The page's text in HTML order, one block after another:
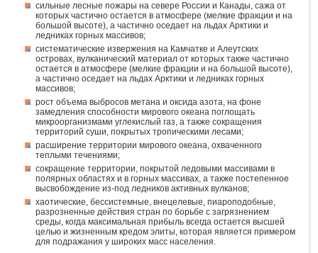
сильные лесные пожары на севере России и Канады, сажа от
которых частично остается в атмосфере (мелкие фракции и на
большой высоте), а частично оседает на льдах Арктики и
ледниках горных массивов;
систематические извержения на Камчатке и Алеутских
островах, вулканический материал от которых также частично
остается в атмосфере (мелкие фракции и на большой высоте),
а частично оседает на льдах Арктики и ледниках горных
массивов;
рост объема выбросов метана и оксида азота, на фоне
замедления способности мирового океана поглощать
микроорганизмами углекислый газ, а также сокращения
территорий суши, покрытых тропическими лесами;
расширение территории мирового океана, охваченного
теплыми течениями;
сокращение территории, покрытой ледовыми массивами в
полярных областях и в горных массивах, а также постепенное
высвобождение из-под ледников активных вулканов;
хаотические, бессистемные, внецелевые, пиароподобные,
разрозненные действия стран по борьбе с загрязнением
среды, когда максимальная прибыль всегда остается высшей
целью и жизненным кредом элиты, которая является примером
для подражания у широких масс населения.